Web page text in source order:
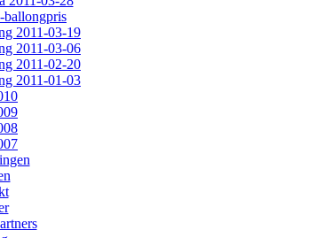
ballongpris
2011-03-19
2011-03-06
2011-02-20
2011-01-03